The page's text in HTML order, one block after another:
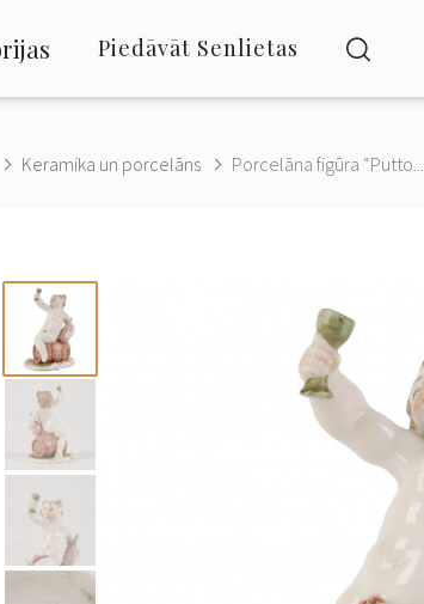
Piedāvāt Senlietas
Keramika un porcelāns Porcelāna figūra “Putto...